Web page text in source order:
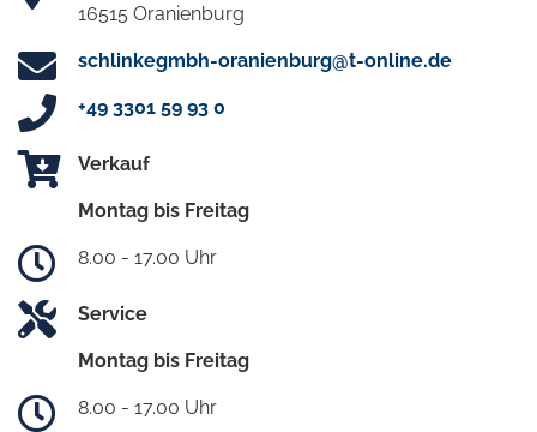
16515 Oranienburg
schlinkegmbh-oranienburg@t-online.de
+49 3301 59 93 0
Verkauf
Montag bis Freitag
8.00 - 17.00 Uhr
Service
Montag bis Freitag
8.00 - 17.00 Uhr